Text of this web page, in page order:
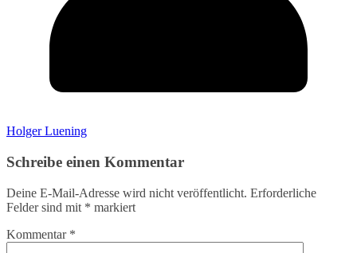
Holger Luening
Schreibe einen Kommentar
Deine E-Mail-Adresse wird nicht veröffentlicht. Erforderliche
Felder sind mit * markiert
Kommentar *